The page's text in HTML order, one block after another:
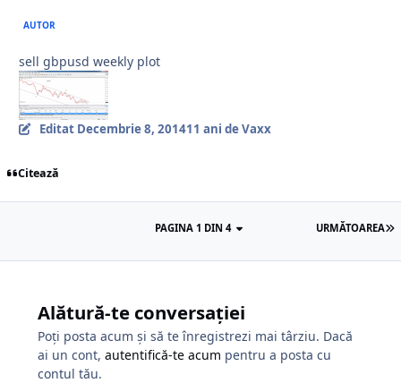
AUTOR
sell gbpusd weekly plot
Editat Decembrie 8, 201411 ani de Vaxx
Citează
URMĂTOAREA
PAGINA 1 DIN 4
Alătură-te conversației
Poți posta acum și să te înregistrezi mai târziu. Dacă
ai un cont, autentifică-te acum pentru a posta cu
contul tău.